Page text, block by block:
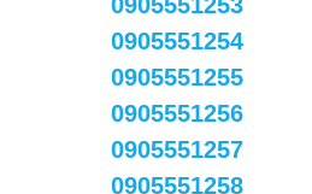
0905551254
0905551255
0905551256
0905551257
0905551258